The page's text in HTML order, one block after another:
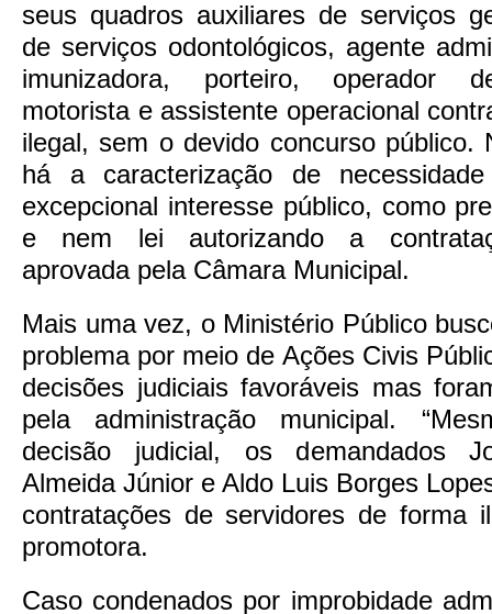
seus quadros auxiliares de serviços
de serviços odontológicos, agente
imunizadora, porteiro, operador
motorista e assistente operacional
ilegal, sem o devido concurso público.
há a caracterização de
excepcional interesse público, como
e nem lei autorizando a
aprovada pela Câmara Municipal.
Mais uma vez, o Ministério Público
problema por meio de Ações Civis
decisões judiciais favoráveis mas
pela administração municipal.
decisão judicial, os demandados
Almeida Júnior e Aldo Luis Borges
contratações de servidores de forma
promotora.
Caso condenados por improbidade